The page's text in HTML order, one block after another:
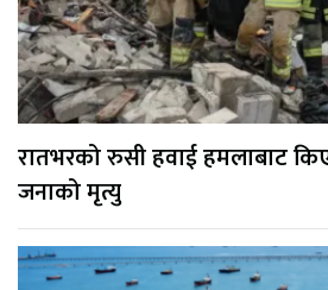
रातभरको रुसी हवाई हमलाबाट
जनाको मृत्यु